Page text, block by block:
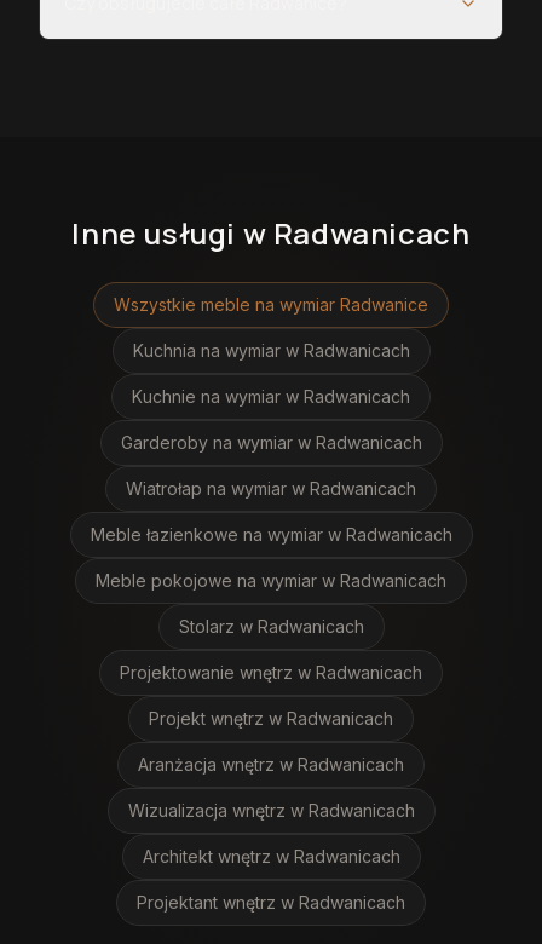
Inne usługi w Radwanicach
Wszystkie meble na wymiar Radwanice
Kuchnia na wymiar w Radwanicach
Kuchnie na wymiar w Radwanicach
Garderoby na wymiar w Radwanicach
Wiatrołap na wymiar w Radwanicach
Meble łazienkowe na wymiar w Radwanicach
Meble pokojowe na wymiar w Radwanicach
Stolarz w Radwanicach
Projektowanie wnętrz w Radwanicach
Projekt wnętrz w Radwanicach
Aranżacja wnętrz w Radwanicach
Wizualizacja wnętrz w Radwanicach
Architekt wnętrz w Radwanicach
Projektant wnętrz w Radwanicach